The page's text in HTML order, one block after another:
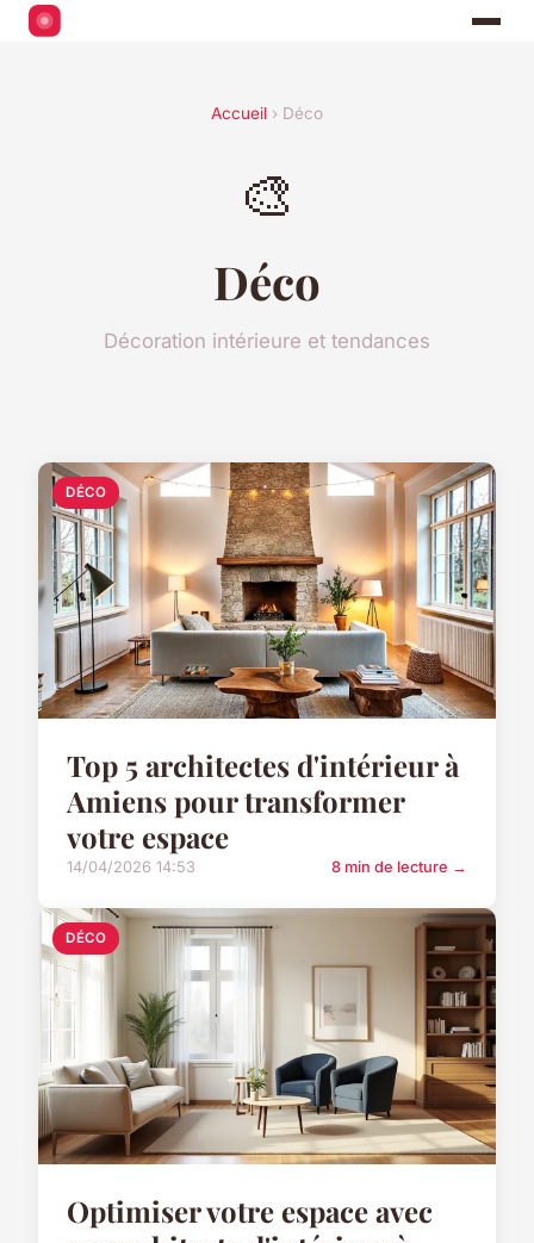
Accueil › Déco
🎨
Déco
Décoration intérieure et tendances
DÉCO
Top 5 architectes d'intérieur à
Amiens pour transformer
votre espace
14/04/2026 14:53 8 min de lecture →
DÉCO
Optimiser votre espace avec